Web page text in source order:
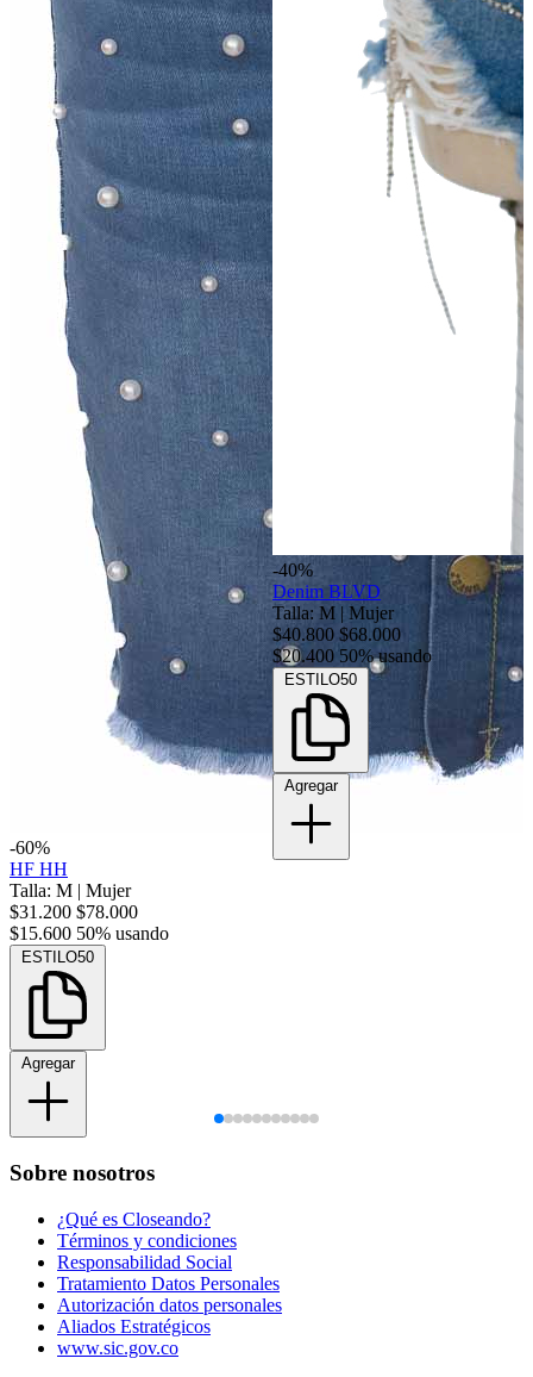
-60%
HF HH
Talla: M | Mujer
$31.200 $78.000
$15.600 50% usando
ESTILO50
Agregar
-40%
Denim BLVD
Talla: M | Mujer
$40.800 $68.000
$20.400 50% usando
ESTILO50
Agregar
Sobre nosotros
¿Qué es Closeando?
Términos y condiciones
Responsabilidad Social
Tratamiento Datos Personales
Autorización datos personales
Aliados Estratégicos
www.sic.gov.co